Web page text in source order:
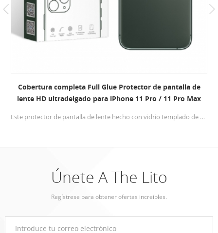
Cobertura completa Full Glue Protector de pantalla de
lente HD ultradelgado para iPhone 11 Pro / 11 Pro Max
Este protector de pantalla de lente hecho con vidrio templado de alta calidad 0,33 mm ultra delgado diseño, Dureza 9H , proteja la lente de su iPhone 11 pro / 11 pro max de manera efectiva romper .
Únete A The Lito
Regístrese para obtener ofertas increíbles.